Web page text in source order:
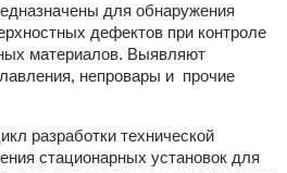
для обнаружения
дефектов при контроле
материалов. Выявляют
непровары и прочие
разработки технической
стационарных установок для